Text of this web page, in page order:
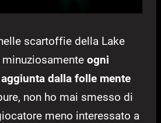
scartoffie della Lake
ogni
dalla folle mente
non ho mai smesso di
meno interessato a